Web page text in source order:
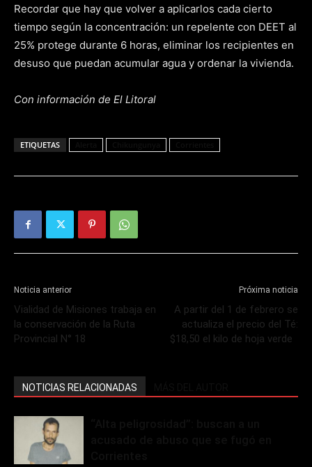
Recordar que hay que volver a aplicarlos cada cierto
tiempo según la concentración: un repelente con DEET al
25% protege durante 6 horas, eliminar los recipientes en
desuso que puedan acumular agua y ordenar la vivienda.
Con información de El Litoral
ETIQUETAS
Noticia anterior
Vialidad de Misiones trabaja en
la conservación de la Ruta
Provincial N° 18
Próxima noticia
A partir del 1 de febrero se
actualiza el precio del Té:
$18,50 el kilo de hoja verde
NOTICIAS RELACIONADAS